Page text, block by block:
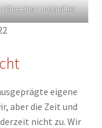
Nähe einer Lindenallee
eigene
aber die Zeit und
nicht zu. Wir